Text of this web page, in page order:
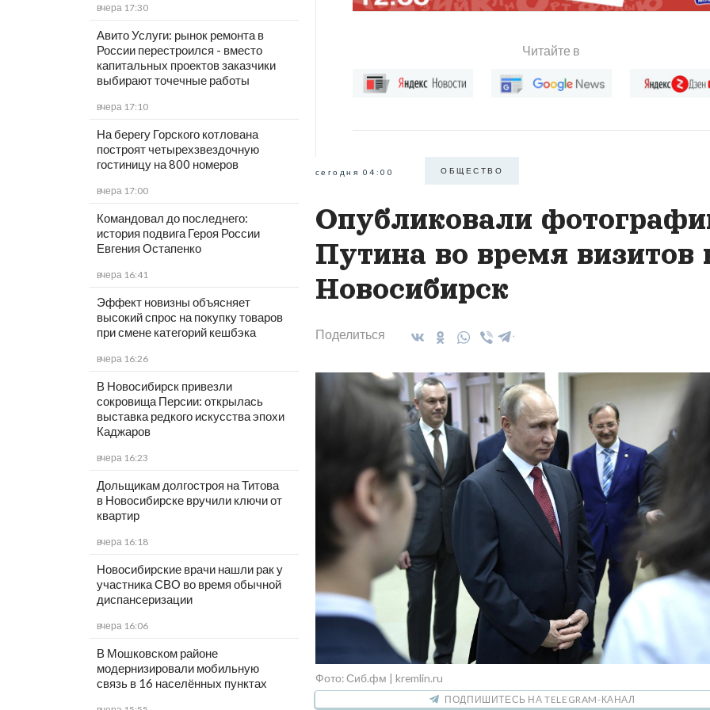
вчера 17:30
Авито Услуги: рынок ремонта в
России перестроился - вместо
капитальных проектов заказчики
выбирают точечные работы
вчера 17:10
На берегу Горского котлована
построят четырехзвездочную
гостиницу на 800 номеров
вчера 17:00
Командовал до последнего:
история подвига Героя России
Евгения Остапенко
вчера 16:41
Эффект новизны объясняет
высокий спрос на покупку товаров
при смене категорий кешбэка
вчера 16:26
В Новосибирск привезли
сокровища Персии: открылась
выставка редкого искусства эпохи
Каджаров
вчера 16:23
Дольщикам долгостроя на Титова
в Новосибирске вручили ключи от
квартир
вчера 16:18
Новосибирские врачи нашли рак у
участника СВО во время обычной
диспансеризации
вчера 16:06
В Мошковском районе
модернизировали мобильную
связь в 16 населённых пунктах
Читайте в
сегодня 04:00 ОБЩЕСТВО
Опубликовали
Путина во время визитов
Новосибирск
Поделиться
Фото: Сиб.фм | kremlin.ru
ПОДПИШИТЕСЬ НА TELEGRAM-КАНАЛ